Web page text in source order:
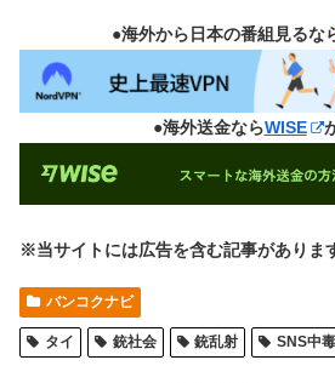
●海外から日本の番組見るな
●海外送金ならWISE
※当サイトには広告を含む記事がありま
バンコクナビ
タイ 銃社会 銃乱射 SNS中毒